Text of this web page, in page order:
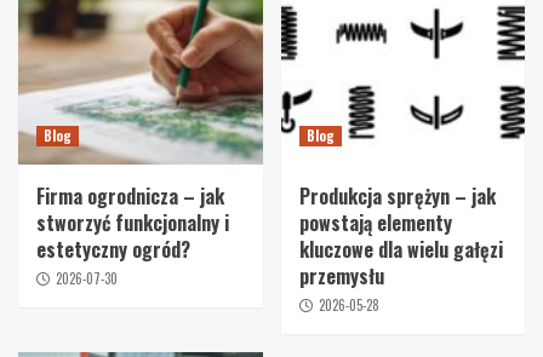
Blog
Firma ogrodnicza – jak
stworzyć funkcjonalny i
estetyczny ogród?
2026-07-30
Blog
Produkcja sprężyn – jak
powstają elementy
kluczowe dla wielu gałęzi
przemysłu
2026-05-28